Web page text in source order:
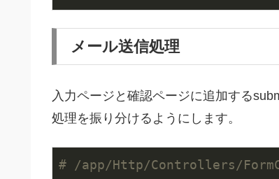
メール送信処理
入力ページと確認ページに追加する
処理を振り分けるようにします。
# /app/Http/Controllers/